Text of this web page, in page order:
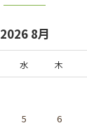
2026 8月
水 木
5 6